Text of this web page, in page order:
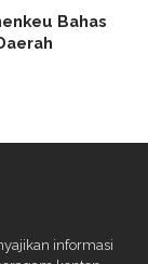
Bahas
informasi